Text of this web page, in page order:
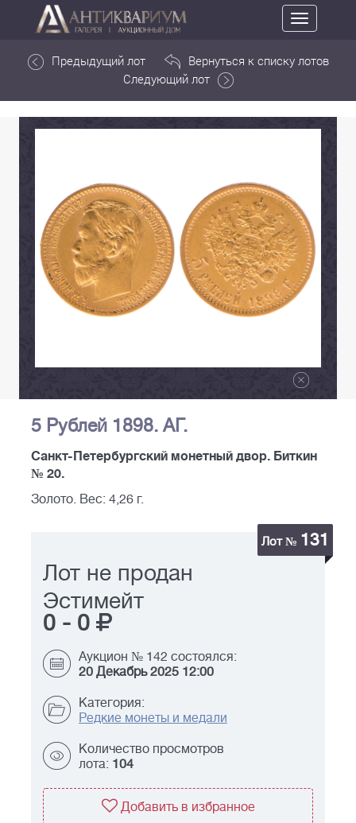
Toggle
navigation
Предыдущий лот
Вернуться к списку лотов
Следующий лот
5 Рублей 1898. АГ.
Санкт-Петербургский монетный двор. Биткин
№ 20.
Золото. Вес: 4,26 г.
Лот № 131
Лот не продан
Эстимейт
0 - 0
Аукцион № 142 состоялся:
20 Декабрь 2025 12:00
Категория:
Редкие монеты и медали
Количество просмотров
лота: 104
Добавить в избранное